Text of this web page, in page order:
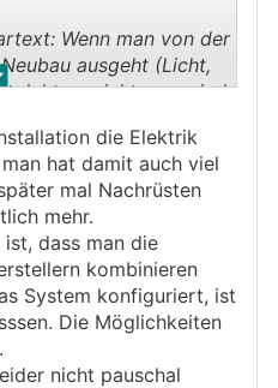
.
Wenn man von der
ausgeht (Licht,
nicht so viel teurer sind
für jeden was
Raum einen
Lichter steuer
paar 1000er
die Elektrik
hat damit auch viel
mal Nachrüsten
mehr.
dass man die
kombinieren
System konfiguriert, ist
Die Möglichkeiten
nicht pauschal